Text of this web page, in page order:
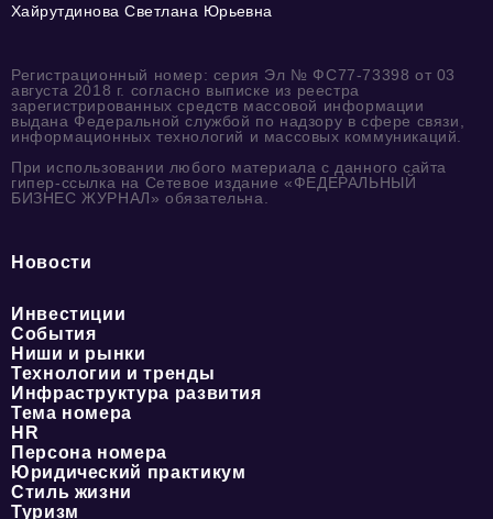
Хайрутдинова Светлана Юрьевна
Регистрационный номер: серия Эл № ФС77-73398 от 03
августа 2018 г. согласно выписке из реестра
зарегистрированных средств массовой информации
выдана Федеральной службой по надзору в сфере связи,
информационных технологий и массовых коммуникаций.
При использовании любого материала с данного сайта
гипер-ссылка на Сетевое издание «ФЕДЕРАЛЬНЫЙ
БИЗНЕС ЖУРНАЛ» обязательна.
Новости
Инвестиции
События
Ниши и рынки
Технологии и тренды
Инфраструктура развития
Тема номера
HR
Персона номера
Юридический практикум
Стиль жизни
Туризм